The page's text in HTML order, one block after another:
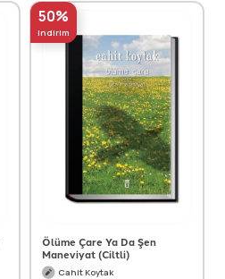
50%
indirim
Ölüme Çare Ya Da Şen
Maneviyat (Ciltli)
Cahit Koytak